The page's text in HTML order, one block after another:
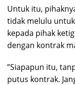
Untuk itu,
tidak melulu
kepada pihak
dengan kontrak
”Siapapun itu,
putus kontrak.